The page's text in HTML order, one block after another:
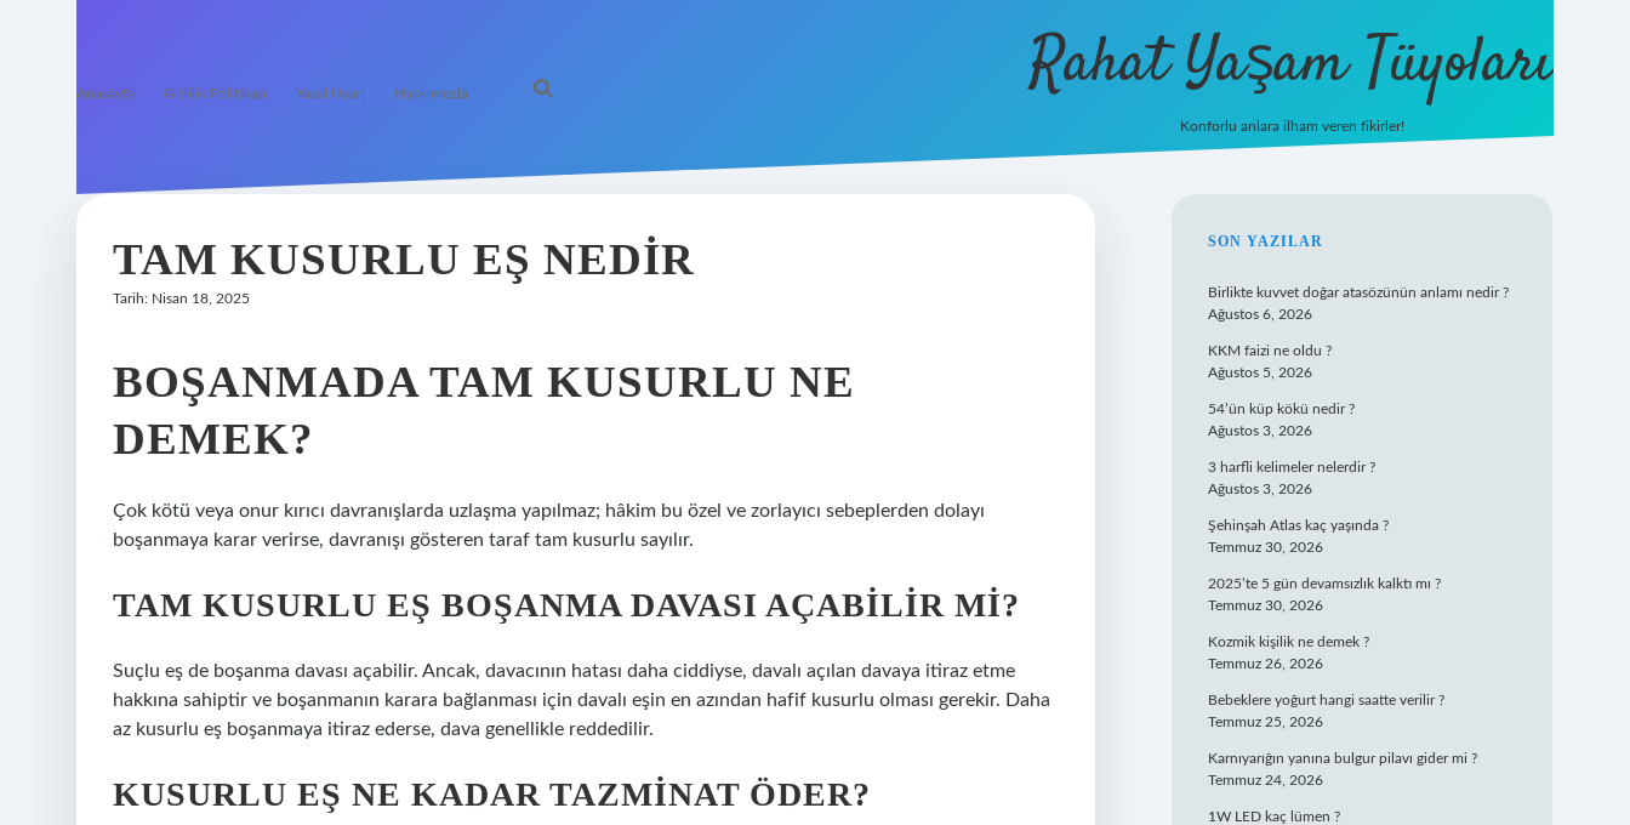
Anasayfa Gizlilik Politikası Yasal Uyarı Hakkımızda Rahat Yaşam Tüyoları
Konforlu anlara ilham veren fikirler!
TAM KUSURLU EŞ NEDIR
Tarih: Nisan 18, 2025
BOŞANMADA TAM KUSURLU NE
DEMEK?
Çok kötü veya onur kırıcı davranışlarda uzlaşma yapılmaz; hâkim bu özel ve zorlayıcı sebeplerden dolayı
boşanmaya karar verirse, davranışı gösteren taraf tam kusurlu sayılır.
TAM KUSURLU EŞ BOŞANMA DAVASI AÇABILIR MI?
Suçlu eş de boşanma davası açabilir. Ancak, davacının hatası daha ciddiyse, davalı açılan davaya itiraz etme
hakkına sahiptir ve boşanmanın karara bağlanması için davalı eşin en azından hafif kusurlu olması gerekir. Daha
az kusurlu eş boşanmaya itiraz ederse, dava genellikle reddedilir.
KUSURLU EŞ NE KADAR TAZMINAT ÖDER?
SIDEBAR
SON YAZILAR
Birlikte kuvvet doğar atasözünün anlamı nedir ?
Ağustos 6, 2026
KKM faizi ne oldu ?
Ağustos 5, 2026
54’ün küp kökü nedir ?
Ağustos 3, 2026
3 harfli kelimeler nelerdir ?
Ağustos 3, 2026
Şehinşah Atlas kaç yaşında ?
Temmuz 30, 2026
2025’te 5 gün devamsızlık kalktı mı ?
Temmuz 30, 2026
Kozmik kişilik ne demek ?
Temmuz 26, 2026
Bebeklere yoğurt hangi saatte verilir ?
Temmuz 25, 2026
Karnıyarığın yanına bulgur pilavı gider mi ?
Temmuz 24, 2026
1W LED kaç lümen ?